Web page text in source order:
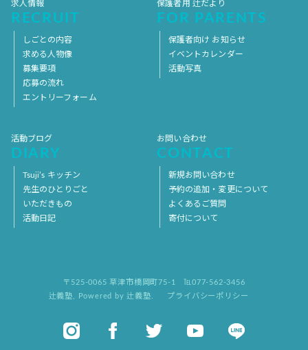
求人情報
RECRUIT
しごとの内容
求める人物像
募集要項
応募の流れ
エントリーフォーム
保護者用 辻だより
FOR PARENTS
保護者向け お知らせ
イベントカレンダー
活動写真
活動ブログ
DIARY
Tsuji’s キッチン
先生のひとりごと
いただきもの
活動日記
お問い合わせ
CONTACT
新規お問い合わせ
予約の追加・変更について
よくあるご質問
寄付について
〒525-0065 草津市橋岡町75-1
℡077-562-3456
辻義塾, Powered by 辻義塾. プライバシーポリシー